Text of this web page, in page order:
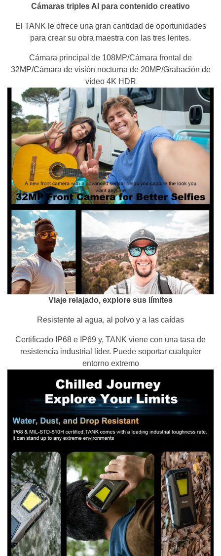
Cámaras triples AI para contenido creativo
El TANK le ofrece una gran cantidad de oportunidades
para crear su obra maestra con las tres lentes.
Cámara principal de 108MP/Cámara frontal de
32MP/Cámara de visión nocturna de 20MP/Grabación de
vídeo 4K HDR
Viaje relajado, explore sus límites
Resistente al agua, al polvo y a las caídas
Certificado IP68 e IP69 y, TANK viene con una tasa de
resistencia industrial líder. Puede soportar cualquier
entorno extremo